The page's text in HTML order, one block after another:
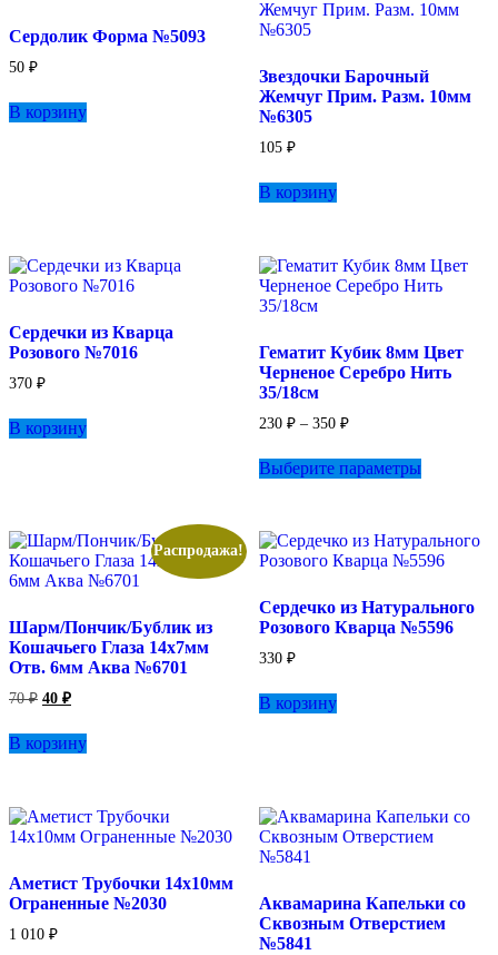
Сердолик Форма №5093
50 ₽
В корзину
Звездочки Барочный
Жемчуг Прим. Разм. 10мм
№6305
105 ₽
В корзину
Сердечки из Кварца
Розового №7016
370 ₽
В корзину
Гематит Кубик 8мм Цвет
Черненое Серебро Нить
35/18см
230 ₽ – 350 ₽Диапазон
230 ₽
–
Выберите параметрытовар
Опции
можно
на
странице
Распродажа!
Шарм/Пончик/Бублик из
Кошачьего Глаза 14х7мм
Отв. 6мм Аква №6701
70₽ Первоначальная
составляла
70 ₽.
40 ₽Текущая
40 ₽.
В корзину
Сердечко из Натурального
Розового Кварца №5596
330 ₽
В корзину
Аметист Трубочки 14х10мм
Ограненные №2030
1 010 ₽
Аквамарина Капельки со
Сквозным Отверстием
№5841